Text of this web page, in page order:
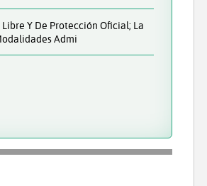
Y De Protección Oficial; La
Admi